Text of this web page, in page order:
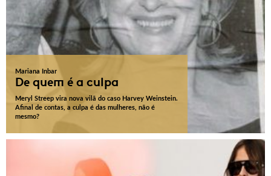
Mariana Inbar
De quem é a culpa
Meryl Streep vira nova vilã do caso Harvey Weinstein.
Afinal de contas, a culpa é das mulheres, não é
mesmo?